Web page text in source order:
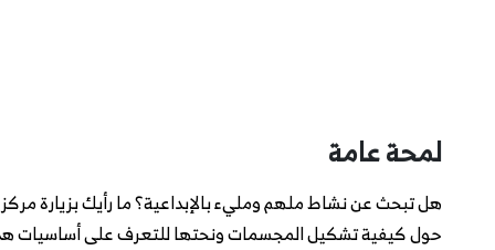
لمحة عامة
هل تبحث عن نشاط ملهم ومليء بالإبداعية؟ ما رأيك بزيارة
حول كيفية تشكيل المجسمات ونحتها للتعرف على أساسيات